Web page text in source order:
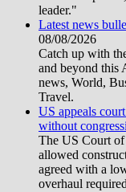
leader."
Latest news
08/08/2026
Catch up with
and beyond this
news, World,
Travel.
US appeals
without
The US Court
allowed
agreed with a
overhaul